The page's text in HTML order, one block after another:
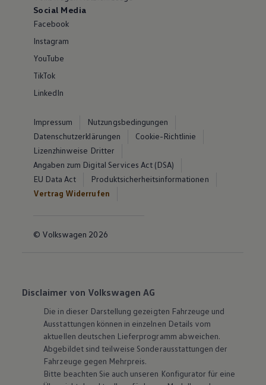
Social Media
Facebook
Instagram
YouTube
TikTok
LinkedIn
Impressum
Nutzungsbedingungen
Datenschutzerklärungen
Cookie-Richtlinie
Lizenzhinweise Dritter
Angaben zum Digital Services Act (DSA)
EU Data Act
Produktsicherheitsinformationen
Vertrag Widerrufen
© Volkswagen 2026
Disclaimer von Volkswagen AG
Die in dieser Darstellung gezeigten Fahrzeuge und
Ausstattungen können in einzelnen Details vom
aktuellen deutschen Lieferprogramm abweichen.
Abgebildet sind teilweise Sonderausstattungen der
Fahrzeuge gegen Mehrpreis.
Bitte beachten Sie auch unseren Konfigurator für eine